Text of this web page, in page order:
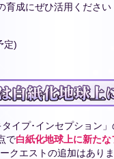
育成にぜひ活用ください
定)
イプ･インセプション
で白紙化地球上に新た
クエストの追加はあり